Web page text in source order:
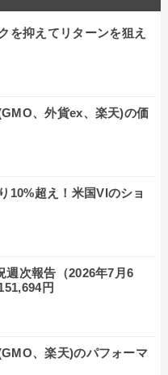
を抑えてリターンを狙え
、外貨ex、楽天)の価
10%超え！米国VIのショ
週次報告（2026年7月6
円
、楽天)のパフォーマ